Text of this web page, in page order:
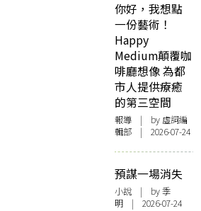
你好，我想點
一份藝術！
Happy
Medium顛覆咖
啡廳想像 為都
市人提供療癒
的第三空間
報導 | by 虛詞編
輯部 | 2026-07-24
預謀一場消失
小說 | by 季
明 | 2026-07-24